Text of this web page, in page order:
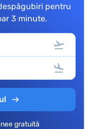
pentru
3 minute.
gratuită